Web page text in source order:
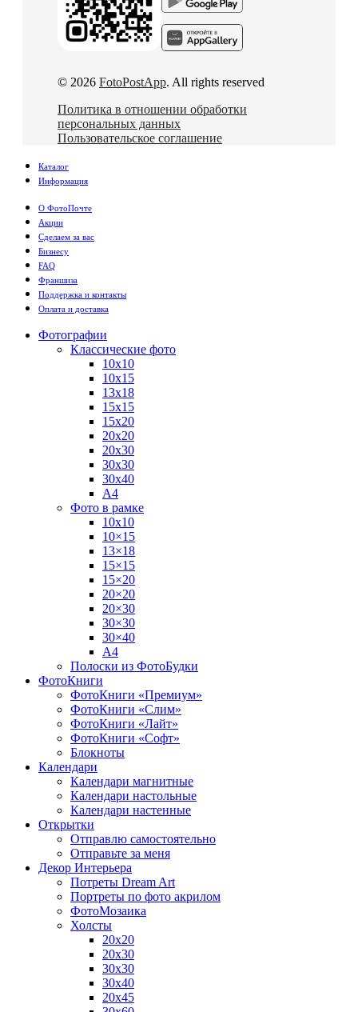
© 2026 FotoPostApp. All rights reserved
Политика в отношении обработки
персональных данных
Пользовательское соглашение
Каталог
Информация
О ФотоПочте
Акции
Сделаем за вас
Бизнесу
FAQ
Франшиза
Поддержка и контакты
Оплата и доставка
Фотографии
Классические фото
10х10
10х15
13х18
15х15
15х20
20х20
20х30
30х30
30х40
А4
Фото в рамке
10х10
10×15
13×18
15×15
15×20
20×20
20×30
30×30
30×40
A4
Полоски из ФотоБудки
ФотоКниги
ФотоКниги «Премиум»
ФотоКниги «Слим»
ФотоКниги «Лайт»
ФотоКниги «Софт»
Блокноты
Календари
Календари магнитные
Календари настольные
Календари настенные
Открытки
Отправлю самостоятельно
Отправьте за меня
Декор Интерьера
Потреты Dream Art
Портреты по фото акрилом
ФотоМозаика
Холсты
20х20
20х30
30х30
30х40
20х45